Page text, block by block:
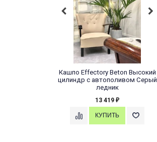
Кашпо Effectory Beton Высокий
цилиндр с автополивом Серый
ледник
13 419 ₽